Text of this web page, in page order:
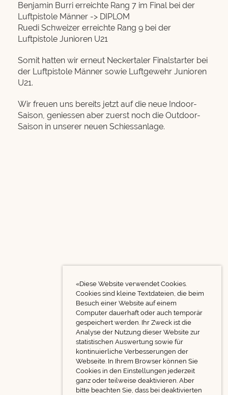
«Diese Website verwendet Cookies.
Cookies sind kleine Textdateien, die beim
Besuch einer Website auf einem
Computer dauerhaft oder auch temporär
gespeichert werden. Ihr Zweck ist die
Analyse der Nutzung dieser Website zur
statistischen Auswertung sowie für
kontinuierliche Verbesserungen der
Webseite. In Ihrem Browser können Sie
Cookies in den Einstellungen jederzeit
ganz oder teilweise deaktivieren. Aber
bitte beachten Sie, dass bei deaktivierten
Benjamin Burri erreichte Rang 7 im Final bei der
Luftpistole Männer -> DIPLOM
Ruedi Schweizer erreichte Rang 9 bei der
Luftpistole Junioren U21
Somit hatten wir erneut Neckertaler Finalstarter bei
der Luftpistole Männer sowie Luftgewehr Junioren
U21.
Wir freuen uns bereits jetzt auf die neue Indoor-
Saison, geniessen aber zuerst noch die Outdoor-
Saison in unserer neuen Schiessanlage.